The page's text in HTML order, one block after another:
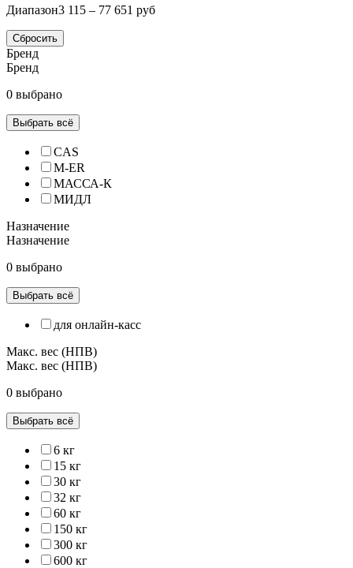
Диапазон3 115 – 77 651 руб
Сбросить
Бренд
Бренд
0 выбрано
Выбрать всё
CAS
M-ER
МАССА-К
МИДЛ
Назначение
Назначение
0 выбрано
Выбрать всё
для онлайн-касс
Макс. вес (НПВ)
Макс. вес (НПВ)
0 выбрано
Выбрать всё
6 кг
15 кг
30 кг
32 кг
60 кг
150 кг
300 кг
600 кг